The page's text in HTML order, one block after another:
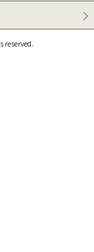
reserved.